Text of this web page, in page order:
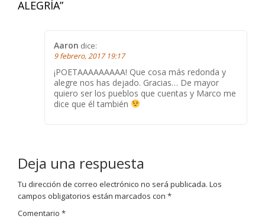
ALEGRÍA”
Aaron dice:
9 febrero, 2017 19:17
¡POETAAAAAAAAA! Que cosa más redonda y
alegre nos has dejado. Gracias… De mayor
quiero ser los pueblos que cuentas y Marco me
dice que él también
Deja una respuesta
Tu dirección de correo electrónico no será publicada. Los
campos obligatorios están marcados con *
Comentario *